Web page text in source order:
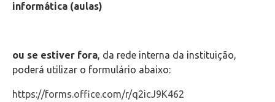
informática (aulas)
ou se estiver fora, da rede interna da instituição,
poderá utilizar o formulário abaixo:
https://forms.office.com/r/q2icJ9K462